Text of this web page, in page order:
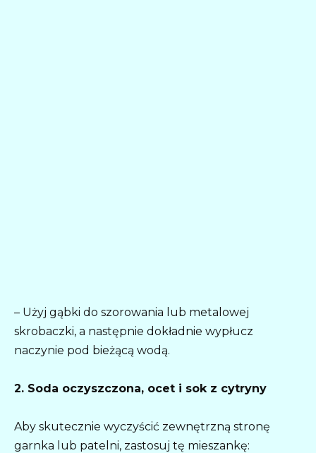
– Użyj gąbki do szorowania lub metalowej
skrobaczki, a następnie dokładnie wypłucz
naczynie pod bieżącą wodą.
2. Soda oczyszczona, ocet i sok z cytryny
Aby skutecznie wyczyścić zewnętrzną stronę
garnka lub patelni, zastosuj tę mieszankę: